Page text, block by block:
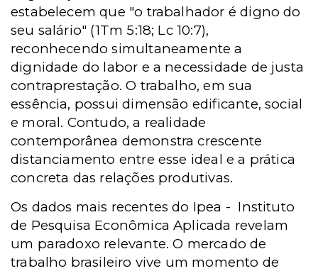
estabelecem que "o trabalhador é digno do
seu salário" (1Tm 5:18; Lc 10:7),
reconhecendo simultaneamente a
dignidade do labor e a necessidade de justa
contraprestação. O trabalho, em sua
essência, possui dimensão edificante, social
e moral. Contudo, a realidade
contemporânea demonstra crescente
distanciamento entre esse ideal e a prática
concreta das relações produtivas.
Os dados mais recentes do Ipea - Instituto
de Pesquisa Econômica Aplicada revelam
um paradoxo relevante. O mercado de
trabalho brasileiro vive um momento de